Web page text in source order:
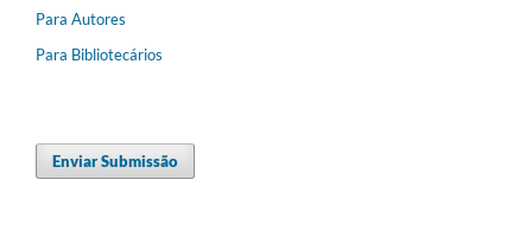
Para Autores
Para Bibliotecários
Enviar Submissão